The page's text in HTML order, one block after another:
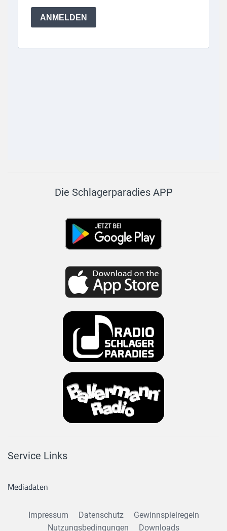
Die Schlagerparadies APP
Service Links
Mediadaten
Impressum Datenschutz
Gewinnspielregeln
Nutzungsbedingungen
Downloads